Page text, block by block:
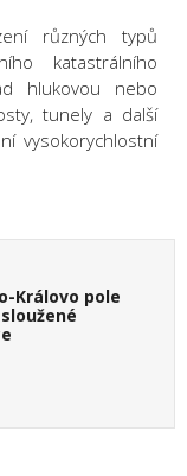
různých typů
katastrálního
hlukovou nebo
tunely a další
vysokorychlostní
Královo pole